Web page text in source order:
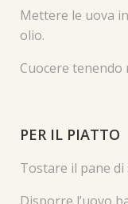
Mettere le uova
olio.
Cuocere
PER IL PIATTO
Tostare il pane di